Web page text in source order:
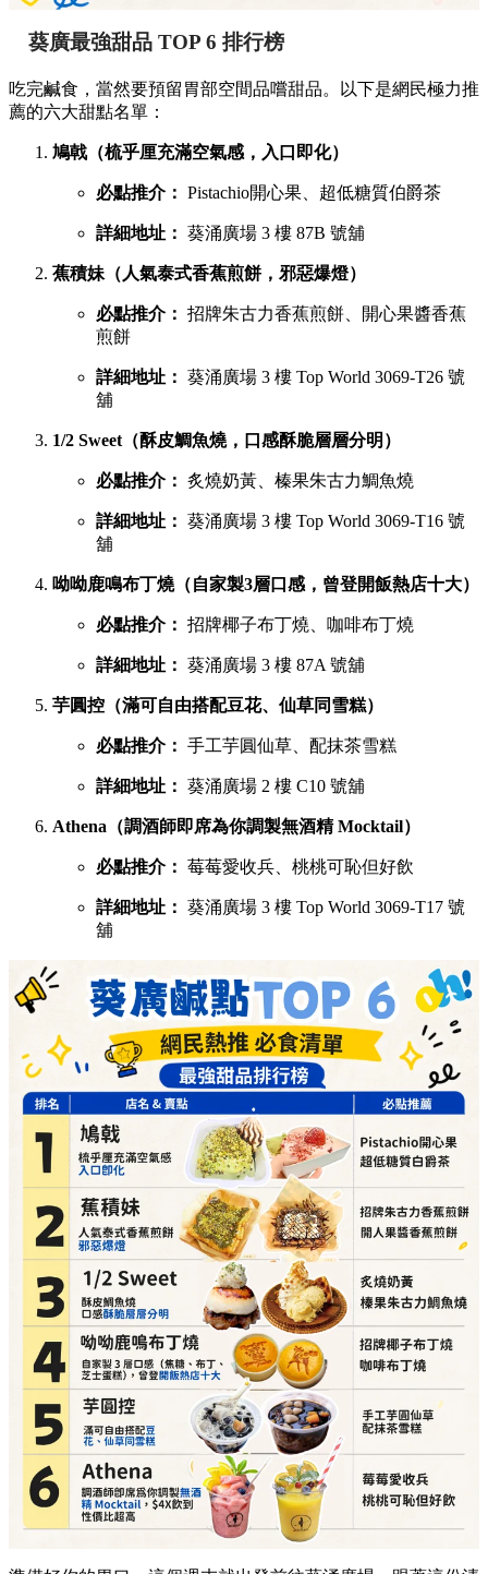
葵廣最強甜品 TOP 6 排行榜
吃完鹹食，當然要預留胃部空間品嚐甜品。以下是網民極力推
薦的六大甜點名單：
鳩戟（梳乎厘充滿空氣感，入口即化）
必點推介： Pistachio開心果、超低糖質伯爵茶
詳細地址： 葵涌廣場 3 樓 87B 號舖
蕉積妹（人氣泰式香蕉煎餅，邪惡爆燈）
必點推介： 招牌朱古力香蕉煎餅、開心果醬香蕉
煎餅
詳細地址： 葵涌廣場 3 樓 Top World 3069-T26 號
舖
1/2 Sweet（酥皮鯛魚燒，口感酥脆層層分明）
必點推介： 炙燒奶黃、榛果朱古力鯛魚燒
詳細地址： 葵涌廣場 3 樓 Top World 3069-T16 號
舖
呦呦鹿鳴布丁燒（自家製3層口感，曾登開飯熱店十大）
必點推介： 招牌椰子布丁燒、咖啡布丁燒
詳細地址： 葵涌廣場 3 樓 87A 號舖
芋圓控（滿可自由搭配豆花、仙草同雪糕）
必點推介： 手工芋圓仙草、配抹茶雪糕
詳細地址： 葵涌廣場 2 樓 C10 號舖
Athena（調酒師即席為你調製無酒精 Mocktail）
必點推介： 莓莓愛收兵、桃桃可恥但好飲
詳細地址： 葵涌廣場 3 樓 Top World 3069-T17 號
舖